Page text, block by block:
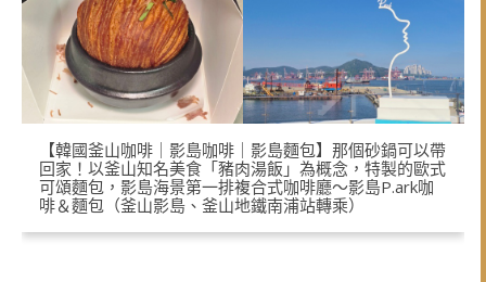
【韓國釜山咖啡｜影島咖啡｜影島麵包】那個砂鍋可以帶
回家！以釜山知名美食「豬肉湯飯」為概念，特製的歐式
可頌麵包，影島海景第一排複合式咖啡廳～影島P.ark咖
啡＆麵包（釜山影島、釜山地鐵南浦站轉乘）